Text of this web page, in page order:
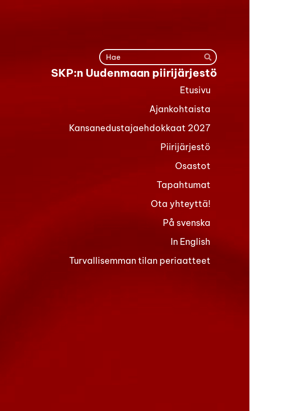
Haku
Hae
SKP:n Uudenmaan piirijärjestö
Etusivu
Ajankohtaista
Kansanedustajaehdokkaat 2027
Piirijärjestö
Osastot
Tapahtumat
Ota yhteyttä!
På svenska
In English
Turvallisemman tilan periaatteet